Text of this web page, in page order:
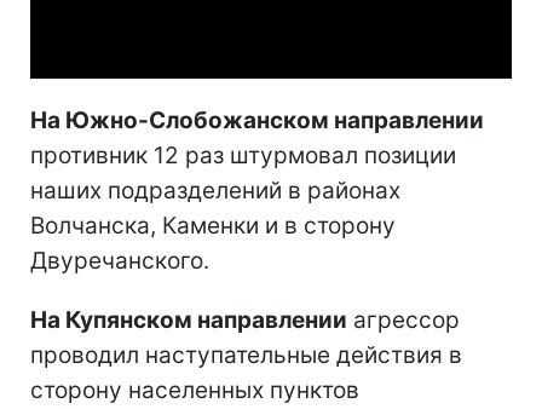
На Южно-Слобожанском направлении
противник 12 раз штурмовал позиции
наших подразделений в районах
Волчанска, Каменки и в сторону
Двуречанского.
На Купянском направлении агрессор
проводил наступательные действия в
сторону населенных пунктов